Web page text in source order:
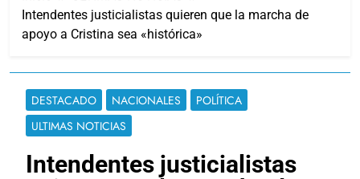
Intendentes justicialistas quieren que la marcha de
apoyo a Cristina sea «histórica»
DESTACADO NACIONALES
POLÍTICA
ULTIMAS NOTICIAS
Intendentes justicialistas